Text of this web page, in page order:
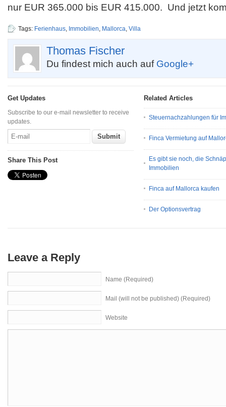
nur EUR 365.000 bis EUR 415.000. Und jetzt
Tags: Ferienhaus, Immobilien, Mallorca, Villa
Thomas Fischer
Du findest mich auch auf Google+
Get Updates
Subscribe to our e-mail newsletter to receive
updates.
Share This Post
Related Articles
Steuernachzahlungen für
Finca Vermietung auf
Es gibt sie noch, die
Immobilien
Finca auf Mallorca kaufen
Der Optionsvertrag
Leave a Reply
Name (Required)
Mail (will not be published) (Required)
Website